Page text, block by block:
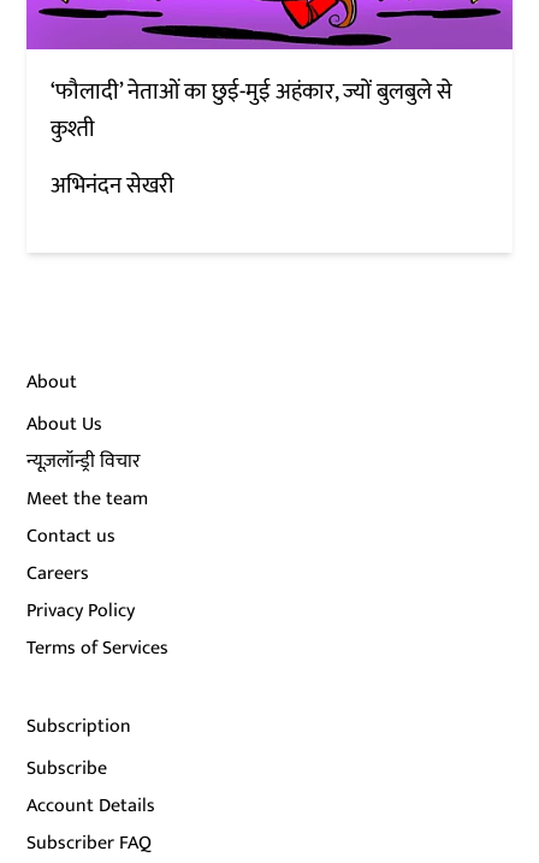
‘फौलादी’ नेताओं का छुई-मुई अहंकार, ज्यों बुलबुले से
कुश्ती
अभिनंदन सेखरी
About
About Us
न्यूज़लॉन्ड्री विचार
Meet the team
Contact us
Careers
Privacy Policy
Terms of Services
Subscription
Subscribe
Account Details
Subscriber FAQ